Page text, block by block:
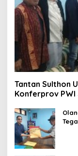
Tantan Sulthon
Konferprov PWI